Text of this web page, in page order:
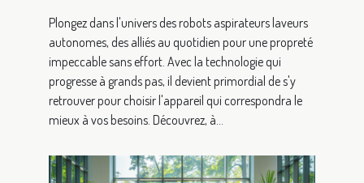
Plongez dans l'univers des robots aspirateurs laveurs
autonomes, des alliés au quotidien pour une propreté
impeccable sans effort. Avec la technologie qui
progresse à grands pas, il devient primordial de s'y
retrouver pour choisir l'appareil qui correspondra le
mieux à vos besoins. Découvrez, à...